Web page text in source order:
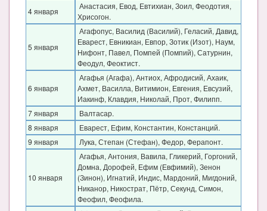
Сервис. Оценка роста и веса ребенка
Приложения для Android
Полезные ссылки
Опросы
НОВОСТИ ЛОПОТУНА
Блог Администратора
Сотрудничество. Авторам
4 января
Анастасия, Евод, Евтихиан, Зоил, Феодотия,
Хрисогон.
5 января
Агафопус, Василид (Василий), Геласий, Давид,
Еварест, Евникиан, Евпор, Зотик (Изот), Наум,
Нифонт, Павел, Помпей (Помпий), Сатурнин,
Феодул, Феоктист.
6 января
Агафья (Агафа), Антиох, Афродисий, Ахаик,
Ахмет, Василла, Витимион, Евгения, Евсузий,
Иакинф, Клавдия, Николай, Прот, Филипп.
7 января
Валтасар.
8 января
Еварест, Ефим, Константин, Констанций.
9 января
Лука, Степан (Стефан), Федор, Ферапонт.
10 января
Агафья, Антония, Вавила, Гликерий, Горгоний,
Домна, Дорофей, Ефим (Евфимий), Зенон
(Зинон), Игнатий, Индис, Мардоний, Мигдоний,
Никанор, Никострат, Пётр, Секунд, Симон,
Феофил, Феофила.